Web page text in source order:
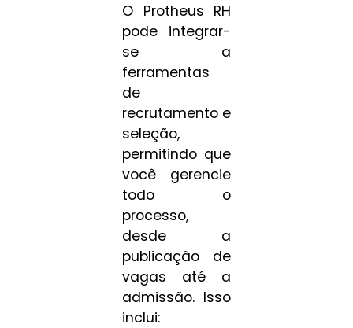
O Protheus RH
pode integrar-
se a
ferramentas
de
recrutamento e
seleção,
permitindo que
você gerencie
todo o
processo,
desde a
publicação de
vagas até a
admissão. Isso
inclui: